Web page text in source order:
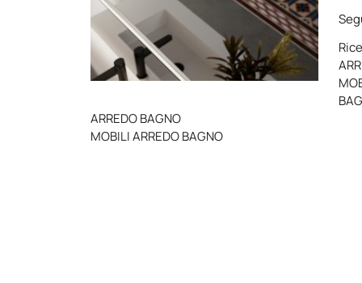
ARREDO BAGNO
MOBILI ARREDO BAGNO